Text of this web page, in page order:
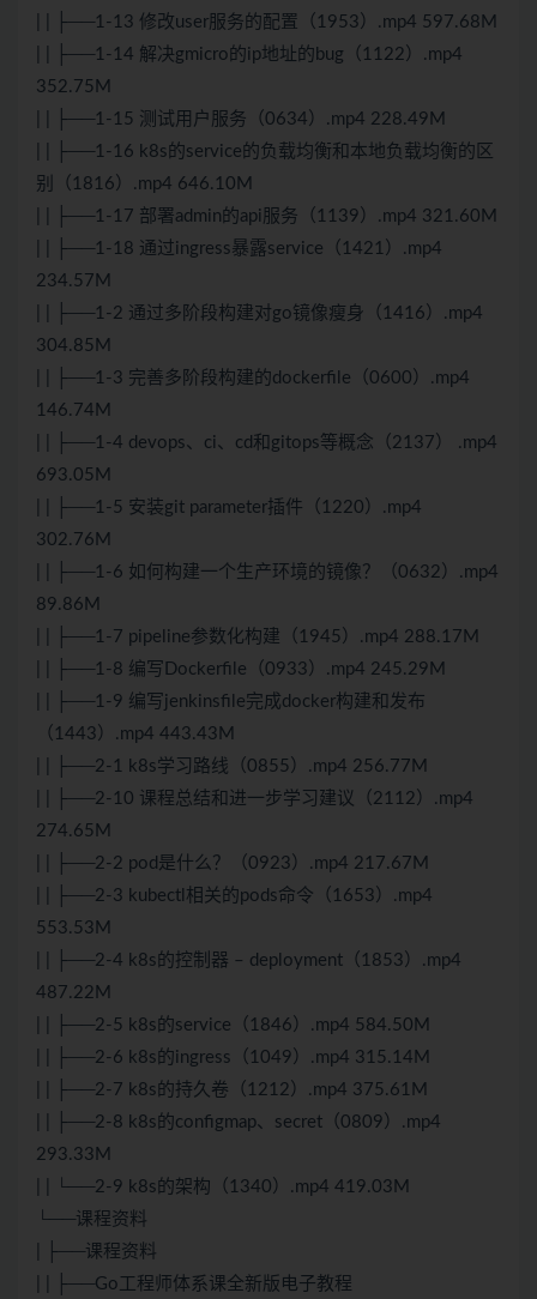
| | ├──1-13 修改user服务的配置（1953）.mp4 597.68M
| | ├──1-14 解决gmicro的ip地址的bug（1122）.mp4
352.75M
| | ├──1-15 测试用户服务（0634）.mp4 228.49M
| | ├──1-16 k8s的service的负载均衡和本地负载均衡的区
别（1816）.mp4 646.10M
| | ├──1-17 部署admin的api服务（1139）.mp4 321.60M
| | ├──1-18 通过ingress暴露service（1421）.mp4
234.57M
| | ├──1-2 通过多阶段构建对go镜像瘦身（1416）.mp4
304.85M
| | ├──1-3 完善多阶段构建的dockerfile（0600）.mp4
146.74M
| | ├──1-4 devops、ci、cd和gitops等概念（2137） .mp4
693.05M
| | ├──1-5 安装git parameter插件（1220）.mp4
302.76M
| | ├──1-6 如何构建一个生产环境的镜像？（0632）.mp4
89.86M
| | ├──1-7 pipeline参数化构建（1945）.mp4 288.17M
| | ├──1-8 编写Dockerfile（0933）.mp4 245.29M
| | ├──1-9 编写jenkinsfile完成docker构建和发布
（1443）.mp4 443.43M
| | ├──2-1 k8s学习路线（0855）.mp4 256.77M
| | ├──2-10 课程总结和进一步学习建议（2112）.mp4
274.65M
| | ├──2-2 pod是什么？（0923）.mp4 217.67M
| | ├──2-3 kubectl相关的pods命令（1653）.mp4
553.53M
| | ├──2-4 k8s的控制器 – deployment（1853）.mp4
487.22M
| | ├──2-5 k8s的service（1846）.mp4 584.50M
| | ├──2-6 k8s的ingress（1049）.mp4 315.14M
| | ├──2-7 k8s的持久卷（1212）.mp4 375.61M
| | ├──2-8 k8s的configmap、secret（0809）.mp4
293.33M
| | └──2-9 k8s的架构（1340）.mp4 419.03M
└──课程资料
| ├──课程资料
| | ├──Go工程师体系课全新版电子教程